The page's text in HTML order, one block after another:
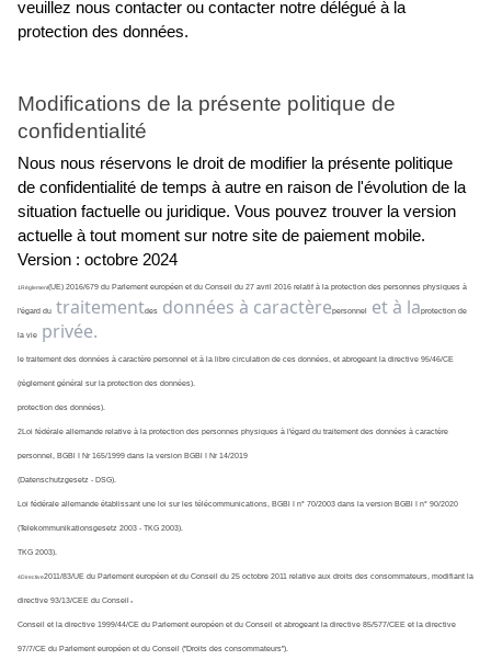
veuillez nous contacter ou contacter notre délégué à la
protection des données.
Modifications de la présente politique de
confidentialité
Nous nous réservons le droit de modifier la présente politique
de confidentialité de temps à autre en raison de l'évolution de la
situation factuelle ou juridique. Vous pouvez trouver la version
actuelle à tout moment sur notre site de paiement mobile.
Version : octobre 2024
1Règlement(UE) 2016/679 du Parlement européen et du Conseil du 27 avril 2016 relatif à la protection des personnes physiques à
l'égard du traitementdes données à caractèrepersonnel et à laprotection de
la vie privée.
le traitement des données à caractère personnel et à la libre circulation de ces données, et abrogeant la directive 95/46/CE
(règlement général sur la protection des données).
protection des données).
2Loi fédérale allemande relative à la protection des personnes physiques à l'égard du traitement des données à caractère
personnel, BGBl I Nr 165/1999 dans la version BGBl I Nr 14/2019
(Datenschutzgesetz - DSG).
Loi fédérale allemande établissant une loi sur les télécommunications, BGBl I n° 70/2003 dans la version BGBl I n° 90/2020
(Telekommunikationsgesetz 2003 - TKG 2003).
TKG 2003).
4Directive2011/83/UE du Parlement européen et du Conseil du 25 octobre 2011 relative aux droits des consommateurs, modifiant la
directive 93/13/CEE du Conseil .
Conseil et la directive 1999/44/CE du Parlement européen et du Conseil et abrogeant la directive 85/577/CEE et la directive
97/7/CE du Parlement européen et du Conseil ("Droits des consommateurs").